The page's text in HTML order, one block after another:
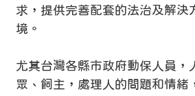
求，提供完善配套的法治及解
境。
尤其台灣各縣市政府動保人員
眾、飼主，處理人的問題和情